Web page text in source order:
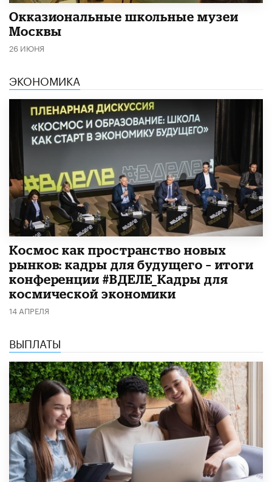
​Окказиональные школьные музеи
Москвы
26 ИЮНЯ
ЭКОНОМИКА
Космос как пространство новых
рынков: кадры для будущего – итоги
конференции #ВДЕЛЕ_Кадры для
космической экономики
14 АПРЕЛЯ
ВЫПЛАТЫ